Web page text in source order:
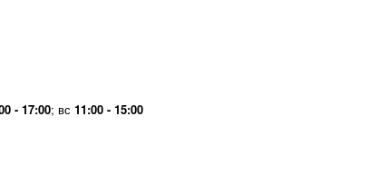
- 17:00; вс 11:00 - 15:00